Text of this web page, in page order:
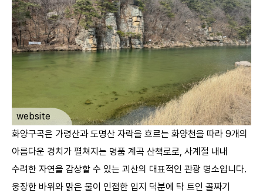
website
ㅤ
화양구곡은 가령산과 도명산 자락을 흐르는 화양천을 따라 9개의
아름다운 경치가 펼쳐지는 명품 계곡 산책로로, 사계절 내내
수려한 자연을 감상할 수 있는 괴산의 대표적인 관광 명소입니다.
웅장한 바위와 맑은 물이 인접한 입지 덕분에 탁 트인 골짜기